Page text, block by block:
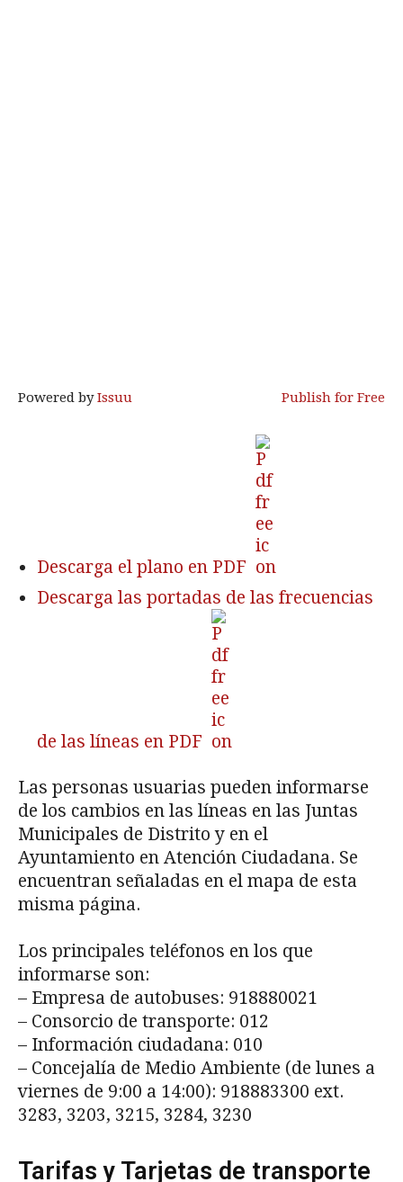
Powered byIssuu Publish for Free
Descarga el plano en PDF
Descarga las portadas de las frecuencias
de las líneas en PDF
Las personas usuarias pueden informarse
de los cambios en las líneas en las Juntas
Municipales de Distrito y en el
Ayuntamiento en Atención Ciudadana. Se
encuentran señaladas en el mapa de esta
misma página.
Los principales teléfonos en los que
informarse son:
– Empresa de autobuses: 918880021
– Consorcio de transporte: 012
– Información ciudadana: 010
– Concejalía de Medio Ambiente (de lunes a
viernes de 9:00 a 14:00): 918883300 ext.
3283, 3203, 3215, 3284, 3230
Tarifas y Tarjetas de transporte